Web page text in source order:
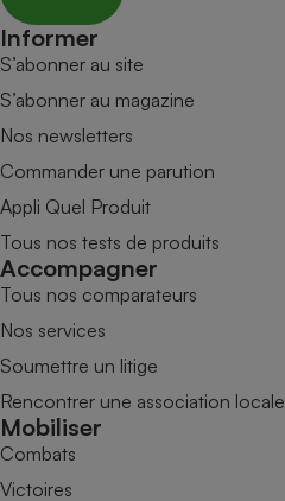
Informer
S’abonner au site
S’abonner au magazine
Nos newsletters
Commander une parution
Appli Quel Produit
Tous nos tests de produits
Accompagner
Tous nos comparateurs
Nos services
Soumettre un litige
Rencontrer une association locale
Mobiliser
Combats
Victoires